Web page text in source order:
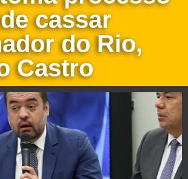
cassar
do Rio,
Castro